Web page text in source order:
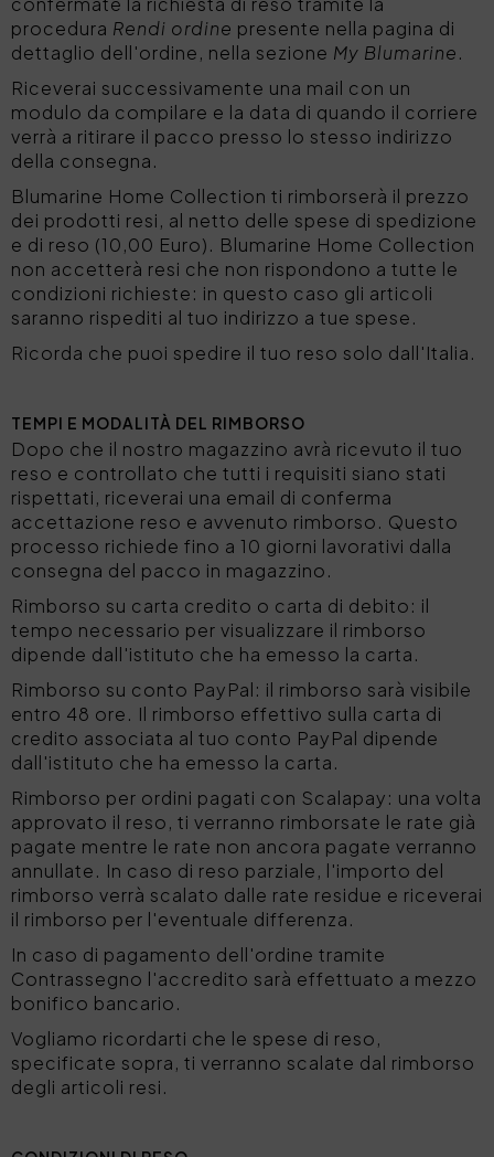
procedura Rendi ordine presente nella pagina di
dettaglio dell'ordine, nella sezione My Blumarine.
Riceverai successivamente una mail con un
modulo da compilare e la data di quando il corriere
verrà a ritirare il pacco presso lo stesso indirizzo
della consegna.
Blumarine Home Collection ti rimborserà il prezzo
dei prodotti resi, al netto delle spese di spedizione
e di reso (10,00 Euro). Blumarine Home Collection
non accetterà resi che non rispondono a tutte le
condizioni richieste: in questo caso gli articoli
saranno rispediti al tuo indirizzo a tue spese.
Ricorda che puoi spedire il tuo reso solo dall'Italia.
TEMPI E MODALITÀ DEL RIMBORSO
Dopo che il nostro magazzino avrà ricevuto il tuo
reso e controllato che tutti i requisiti siano stati
rispettati, riceverai una email di conferma
accettazione reso e avvenuto rimborso. Questo
processo richiede fino a 10 giorni lavorativi dalla
consegna del pacco in magazzino.
Rimborso su carta credito o carta di debito: il
tempo necessario per visualizzare il rimborso
dipende dall'istituto che ha emesso la carta.
Rimborso su conto PayPal: il rimborso sarà visibile
entro 48 ore. Il rimborso effettivo sulla carta di
credito associata al tuo conto PayPal dipende
dall'istituto che ha emesso la carta.
Rimborso per ordini pagati con Scalapay: una volta
approvato il reso, ti verranno rimborsate le rate già
pagate mentre le rate non ancora pagate verranno
annullate. In caso di reso parziale, l'importo del
rimborso verrà scalato dalle rate residue e riceverai
il rimborso per l'eventuale differenza.
In caso di pagamento dell'ordine tramite
Contrassegno l'accredito sarà effettuato a mezzo
bonifico bancario.
Vogliamo ricordarti che le spese di reso,
specificate sopra, ti verranno scalate dal rimborso
degli articoli resi.